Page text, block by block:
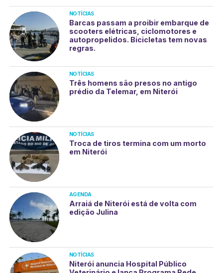
NOTÍCIAS
Barcas passam a proibir embarque de
scooters elétricas, ciclomotores e
autopropelidos. Bicicletas tem novas
regras.
NOTÍCIAS
Três homens são presos no antigo
prédio da Telemar, em Niterói
NOTÍCIAS
Troca de tiros termina com um morto
em Niterói
AGENDA
Arraiá de Niterói está de volta com
edição Julina
NOTÍCIAS
Niterói anuncia Hospital Público